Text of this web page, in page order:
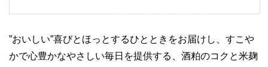
”おいしい”喜びとほっとするひとときをお届けし、すこや
かで心豊かなやさしい毎日を提供する、酒粕のコクと米麹